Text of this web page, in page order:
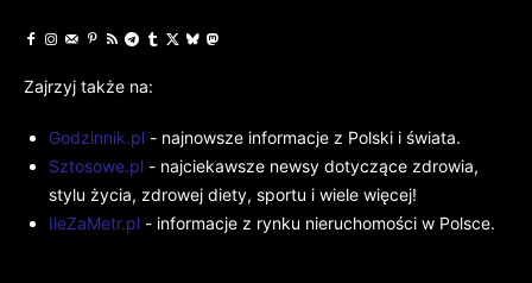
Zajrzyj także na:
Godzinnik.pl - najnowsze informacje z Polski i świata.
Sztosowe.pl - najciekawsze newsy dotyczące zdrowia,
stylu życia, zdrowej diety, sportu i wiele więcej!
IleZaMetr.pl - informacje z rynku nieruchomości w Polsce.